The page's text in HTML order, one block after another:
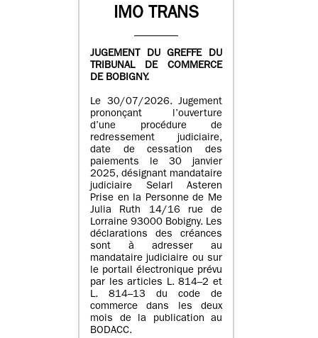
IMO TRANS
JUGEMENT DU GREFFE DU
TRIBUNAL DE COMMERCE
DE BOBIGNY.
Le 30/07/2026. Jugement
prononçant l’ouverture
d’une procédure de
redressement judiciaire,
date de cessation des
paiements le 30 janvier
2025, désignant mandataire
judiciaire Selarl Asteren
Prise en la Personne de Me
Julia Ruth 14/16 rue de
Lorraine 93000 Bobigny. Les
déclarations des créances
sont à adresser au
mandataire judiciaire ou sur
le portail électronique prévu
par les articles L. 814–2 et
L. 814–13 du code de
commerce dans les deux
mois de la publication au
BODACC.